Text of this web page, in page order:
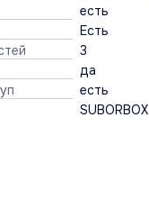
есть
Есть
3
да
есть
SUBORBOX